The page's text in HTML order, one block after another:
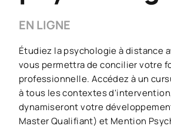
EN LIGNE
Étudiez la psychologie à distance
vous permettra de concilier votre
professionnelle. Accédez à un
à tous les contextes
dynamiseront votre
Master Qualifiant) et Mention